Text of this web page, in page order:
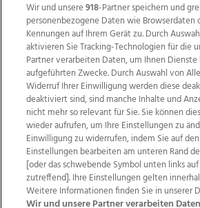
Wir über uns Mediadaten
Datenschutz
Impressum
AGB Website
Ehrenkodex
Wir und unsere918-Partner speichern und
personenbezogene Daten wie Browserdaten
Kennungen auf Ihrem Gerät zu. Durch
aktivieren Sie Tracking-Technologien für die
Partner verarbeiten Daten, um Ihnen
aufgeführten Zwecke. Durch Auswahl von
Widerruf Ihrer Einwilligung werden diese
deaktiviert sind, sind manche Inhalte und
nicht mehr so relevant für Sie. Sie können
wieder aufrufen, um Ihre Einstellungen zu
Einwilligung zu widerrufen, indem Sie auf
Einstellungen bearbeiten am unteren Rand
[oder das schwebende Symbol unten links
zutreffend]. Ihre Einstellungen gelten
Weitere Informationen finden Sie in unserer
Wir und unsere Partner verarbeiten